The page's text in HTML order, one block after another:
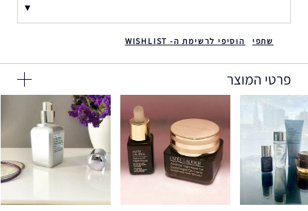
שתפי הוסיפי לרשימת ה- WISHLIST
פרטי המוצר